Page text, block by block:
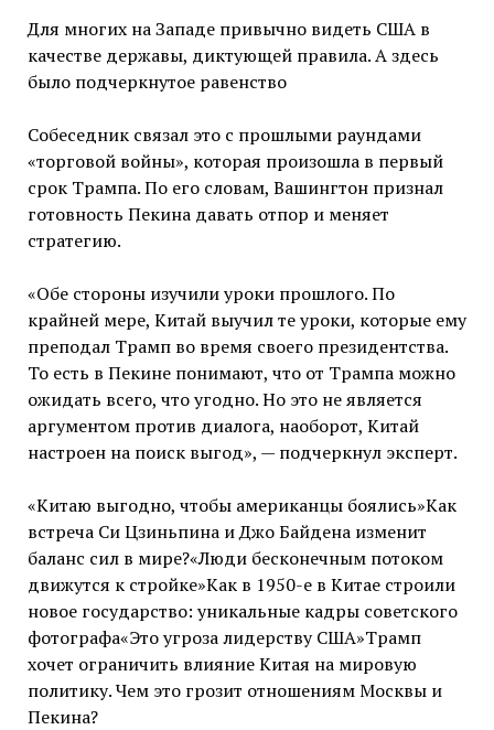
Для многих на Западе привычно видеть США в
качестве державы, диктующей правила. А здесь
было подчеркнутое равенство
Собеседник связал это с прошлыми раундами
«торговой войны», которая произошла в первый
срок Трампа. По его словам, Вашингтон признал
готовность Пекина давать отпор и меняет
стратегию.
«Обе стороны изучили уроки прошлого. По
крайней мере, Китай выучил те уроки, которые ему
преподал Трамп во время своего президентства.
То есть в Пекине понимают, что от Трампа можно
ожидать всего, что угодно. Но это не является
аргументом против диалога, наоборот, Китай
настроен на поиск выгод», — подчеркнул эксперт.
«Китаю выгодно, чтобы американцы боялись»Как
встреча Си Цзиньпина и Джо Байдена изменит
баланс сил в мире?«Люди бесконечным потоком
движутся к стройке»Как в 1950-е в Китае строили
новое государство: уникальные кадры советского
фотографа«Это угроза лидерству США»Трамп
хочет ограничить влияние Китая на мировую
политику. Чем это грозит отношениям Москвы и
Пекина?